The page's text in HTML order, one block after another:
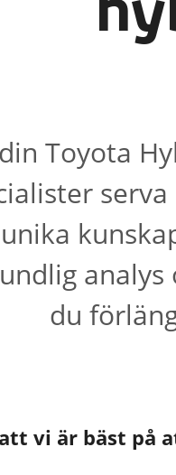
Toyota
du
vi är bäst på